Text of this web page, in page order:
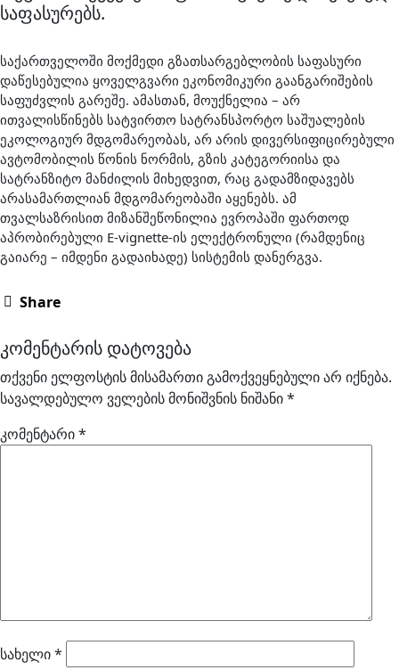
საფასურებს.
საქართველოში მოქმედი გზათსარგებლობის საფასური
დაწესებულია ყოველგვარი ეკონომიკური გაანგარიშების
საფუძვლის გარეშე. ამასთან, მოუქნელია – არ
ითვალისწინებს სატვირთო სატრანსპორტო საშუალების
ეკოლოგიურ მდგომარეობას, არ არის დივერსიფიცირებული
ავტომობილის წონის ნორმის, გზის კატეგორიისა და
სატრანზიტო მანძილის მიხედვით, რაც გადამზიდავებს
არასამართლიან მდგომარეობაში აყენებს. ამ
თვალსაზრისით მიზანშეწონილია ევროპაში ფართოდ
აპრობირებული E-vignette-ის ელექტრონული (რამდენიც
გაიარე – იმდენი გადაიხადე) სისტემის დანერგვა.
Share
კომენტარის დატოვება
თქვენი ელფოსტის მისამართი გამოქვეყნებული არ იქნება.
სავალდებულო ველების მონიშვნის ნიშანი*
კომენტარი*
სახელი*